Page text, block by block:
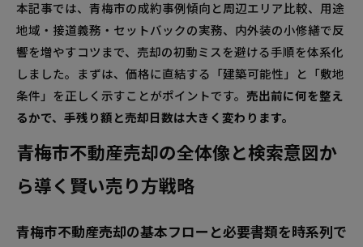
アップ術
水回り・床・壁のメンテナンスと見た目アップ
のコツ
ハウスクリーニング・小修繕で反響が増える費
用対効果
大化
青梅市古民家物件の活用か売却かで最大価値を引き
耐震・断熱・設備改修の計画と費用回収のリア
本記事では、青梅市の成約事例傾向と周辺エリア比較、用途
地域・接道義務・セットバックの実務、内外装の小修繕で反
響を増やすコツまで、売却の初動ミスを避ける手順を体系化
しました。まずは、価格に直結する「建築可能性」と「敷地
条件」を正しく示すことがポイントです。 売出前に何を整え
るかで、手残り額と売却日数は大きく変わります。
青梅市不動産売却の全体像と検索意図か
ら導く賢い売り方戦略
青梅市不動産売却の基本フローと必要書類を時系列で